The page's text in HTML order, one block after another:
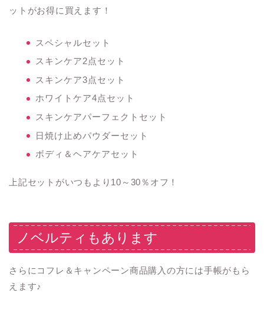
ットがお得に買えます！
スペシャルセット
スキンケア2点セット
スキンケア3点セット
ホワイトケア4点セット
スキンケアパーフェクトセット
日焼け止めパウダーセット
ボディ＆ヘアケアセット
上記セットがいつもより10～30％オフ！
ノベルティもあります
さらにコフレ＆キャンペーン商品購入の方には手帳がもら
えます♪